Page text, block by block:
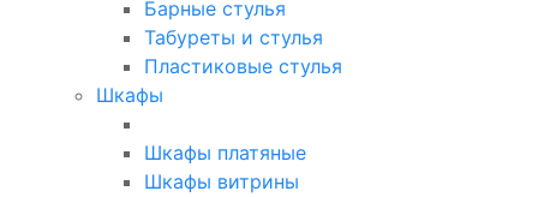
Барные стулья
Табуреты и стулья
Пластиковые стулья
Шкафы
Шкафы платяные
Шкафы витрины